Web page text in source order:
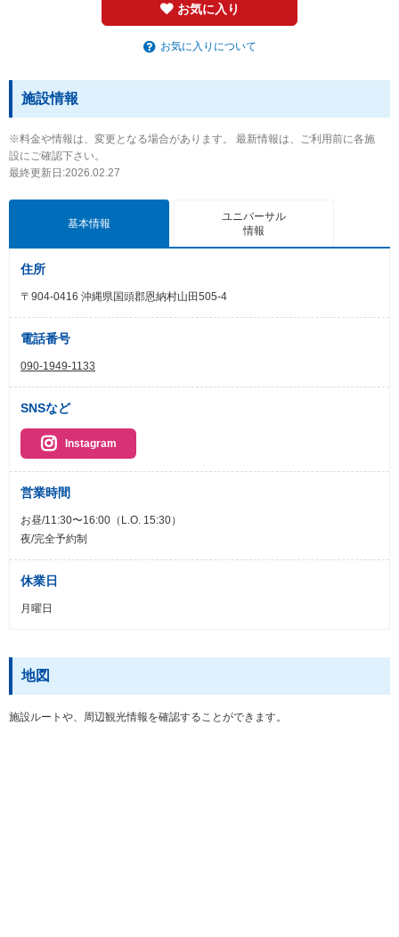
お気に入り
お気に入りについて
施設情報
※料金や情報は、変更となる場合があります。 最新情報は、ご利用前に各施
設にご確認下さい。
最終更新日:2026.02.27
基本情報
ユニバーサル
情報
住所
〒904-0416 沖縄県国頭郡恩納村山田505-4
電話番号
090-1949-1133
SNSなど
Instagram
営業時間
お昼/11:30〜16:00（L.O. 15:30）
夜/完全予約制
休業日
月曜日
地図
施設ルートや、周辺観光情報を確認することができます。